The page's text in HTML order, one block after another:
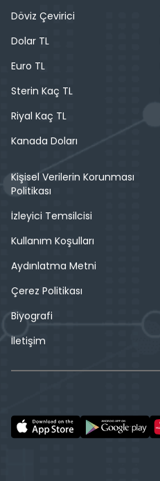
Döviz Çevirici
Dolar TL
Euro TL
Sterin Kaç TL
Riyal Kaç TL
Kanada Doları
Kişisel Verilerin Korunması
Politikası
İzleyici Temsilcisi
Kullanım Koşulları
Aydınlatma Metni
Çerez Politikası
Biyografi
İletişim